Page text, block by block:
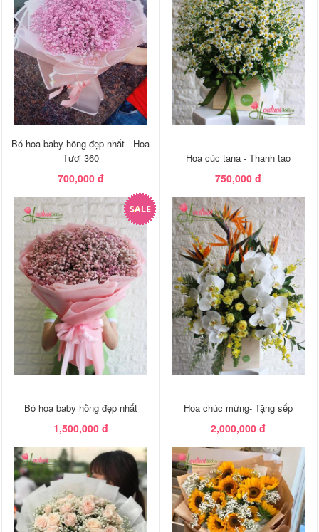
Bó hoa baby hồng đẹp nhất - Hoa
Tươi 360
700,000 đ
Hoa cúc tana - Thanh tao
750,000 đ
Bó hoa baby hồng đẹp nhất
1,500,000 đ
Hoa chúc mừng- Tặng sếp
2,000,000 đ